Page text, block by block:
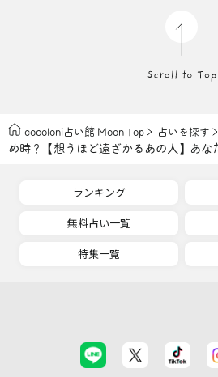
cocoloni占い館 Moon Top 占いを探す
め時？【想うほど遠ざかるあの人】あ
ランキング
無料占い一覧
特集一覧